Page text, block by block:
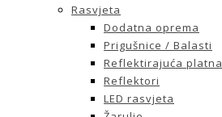
Rasvjeta
Dodatna oprema
Prigušnice / Balasti
Reflektirajuća platna
Reflektori
LED rasvjeta